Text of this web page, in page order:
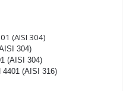
(AISI 304)
304)
(AISI 304)
4401 (AISI 316)